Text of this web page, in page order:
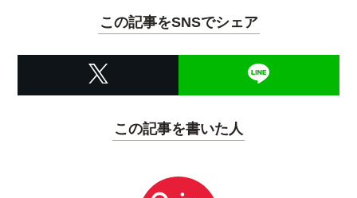
この記事をSNSでシェア
この記事を書いた人